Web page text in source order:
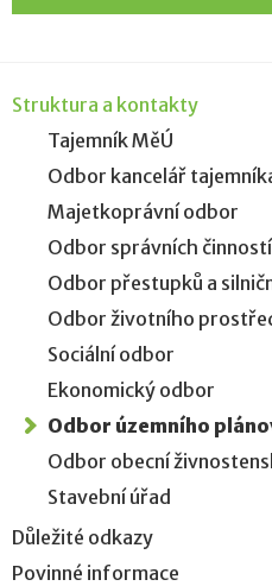
Struktura a kontakty
Tajemník MěÚ
Odbor kancelář
Majetkoprávní odbor
Odbor správních činností
Odbor přestupků a
Odbor životního
Sociální odbor
Ekonomický odbor
Odbor územního
Odbor obecní
Stavební úřad
Důležité odkazy
Povinné informace